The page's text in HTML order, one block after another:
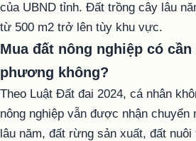
của UBND tỉnh. Đất trồng cây lâu
từ 500 m2 trở lên tùy khu vực.
Mua đất nông nghiệp có
phương không?
Theo Luật Đất đai 2024, cá nhân
nông nghiệp vẫn được nhận
lâu năm, đất rừng sản xuất, đất